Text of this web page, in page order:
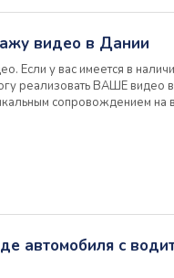
видео в Дании
Если у вас имеется в
реализовать ВАШЕ видео
сопровождением на
путешествия, промо-
спортивные мотиваци...
автомобиля с